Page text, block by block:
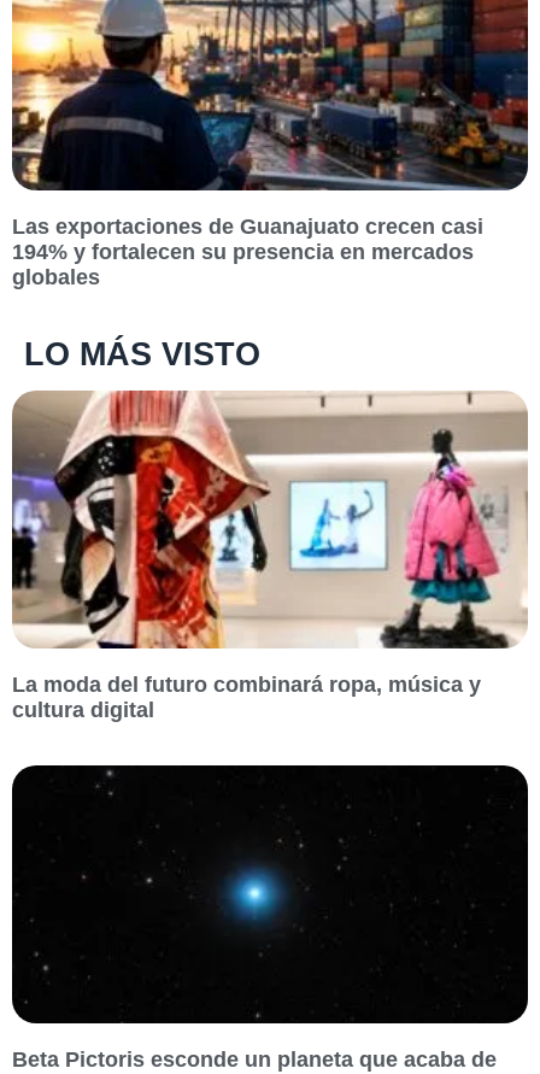
Las exportaciones de Guanajuato crecen casi
194% y fortalecen su presencia en mercados
globales
LO MÁS VISTO
La moda del futuro combinará ropa, música y
cultura digital
Beta Pictoris esconde un planeta que acaba de